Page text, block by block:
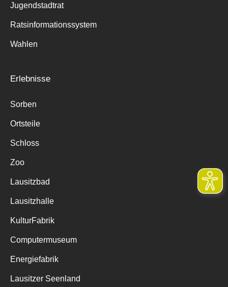
Jugendstadtrat
Ratsinformationssystem
Wahlen
Erlebnisse
Sorben
Ortsteile
Schloss
Zoo
Lausitzbad
Lausitzhalle
KulturFabrik
Computermuseum
Energiefabrik
Lausitzer Seenland